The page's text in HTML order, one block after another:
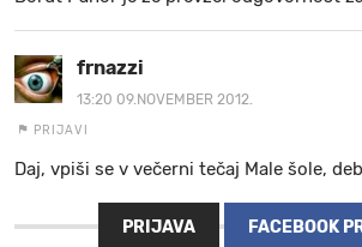
frnazzi
13:20 09.NOVEMBER 2012.
PRIJAVI
Daj, vpiši se v večerni tečaj Male šole,
PRIJAVA FACEBOOK